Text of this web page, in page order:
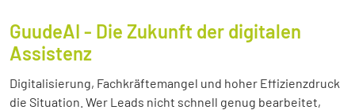
GuudeAI - Die Zukunft der digitalen
Assistenz
Digitalisierung, Fachkräftemangel und hoher Effizienzdruck
die Situation. Wer Leads nicht schnell genug bearbeitet,